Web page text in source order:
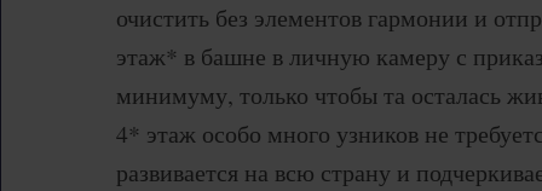
очистить без элементов гармонии и
этаж* в башне в личную камеру с
минимуму, только чтобы та осталась
4* этаж особо много узников не
развивается на всю страну и